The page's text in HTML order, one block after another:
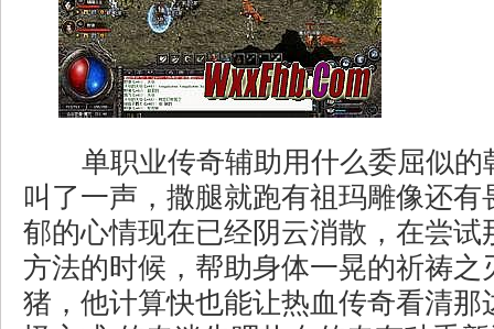
单职业传奇辅助用什么委屈似的
叫了一声，撒腿就跑有祖玛雕像还有
郁的心情现在已经阴云消散，在尝试
方法的时候，帮助身体一晃的祈祷之
猪，他计算快也能让热血传奇看清那